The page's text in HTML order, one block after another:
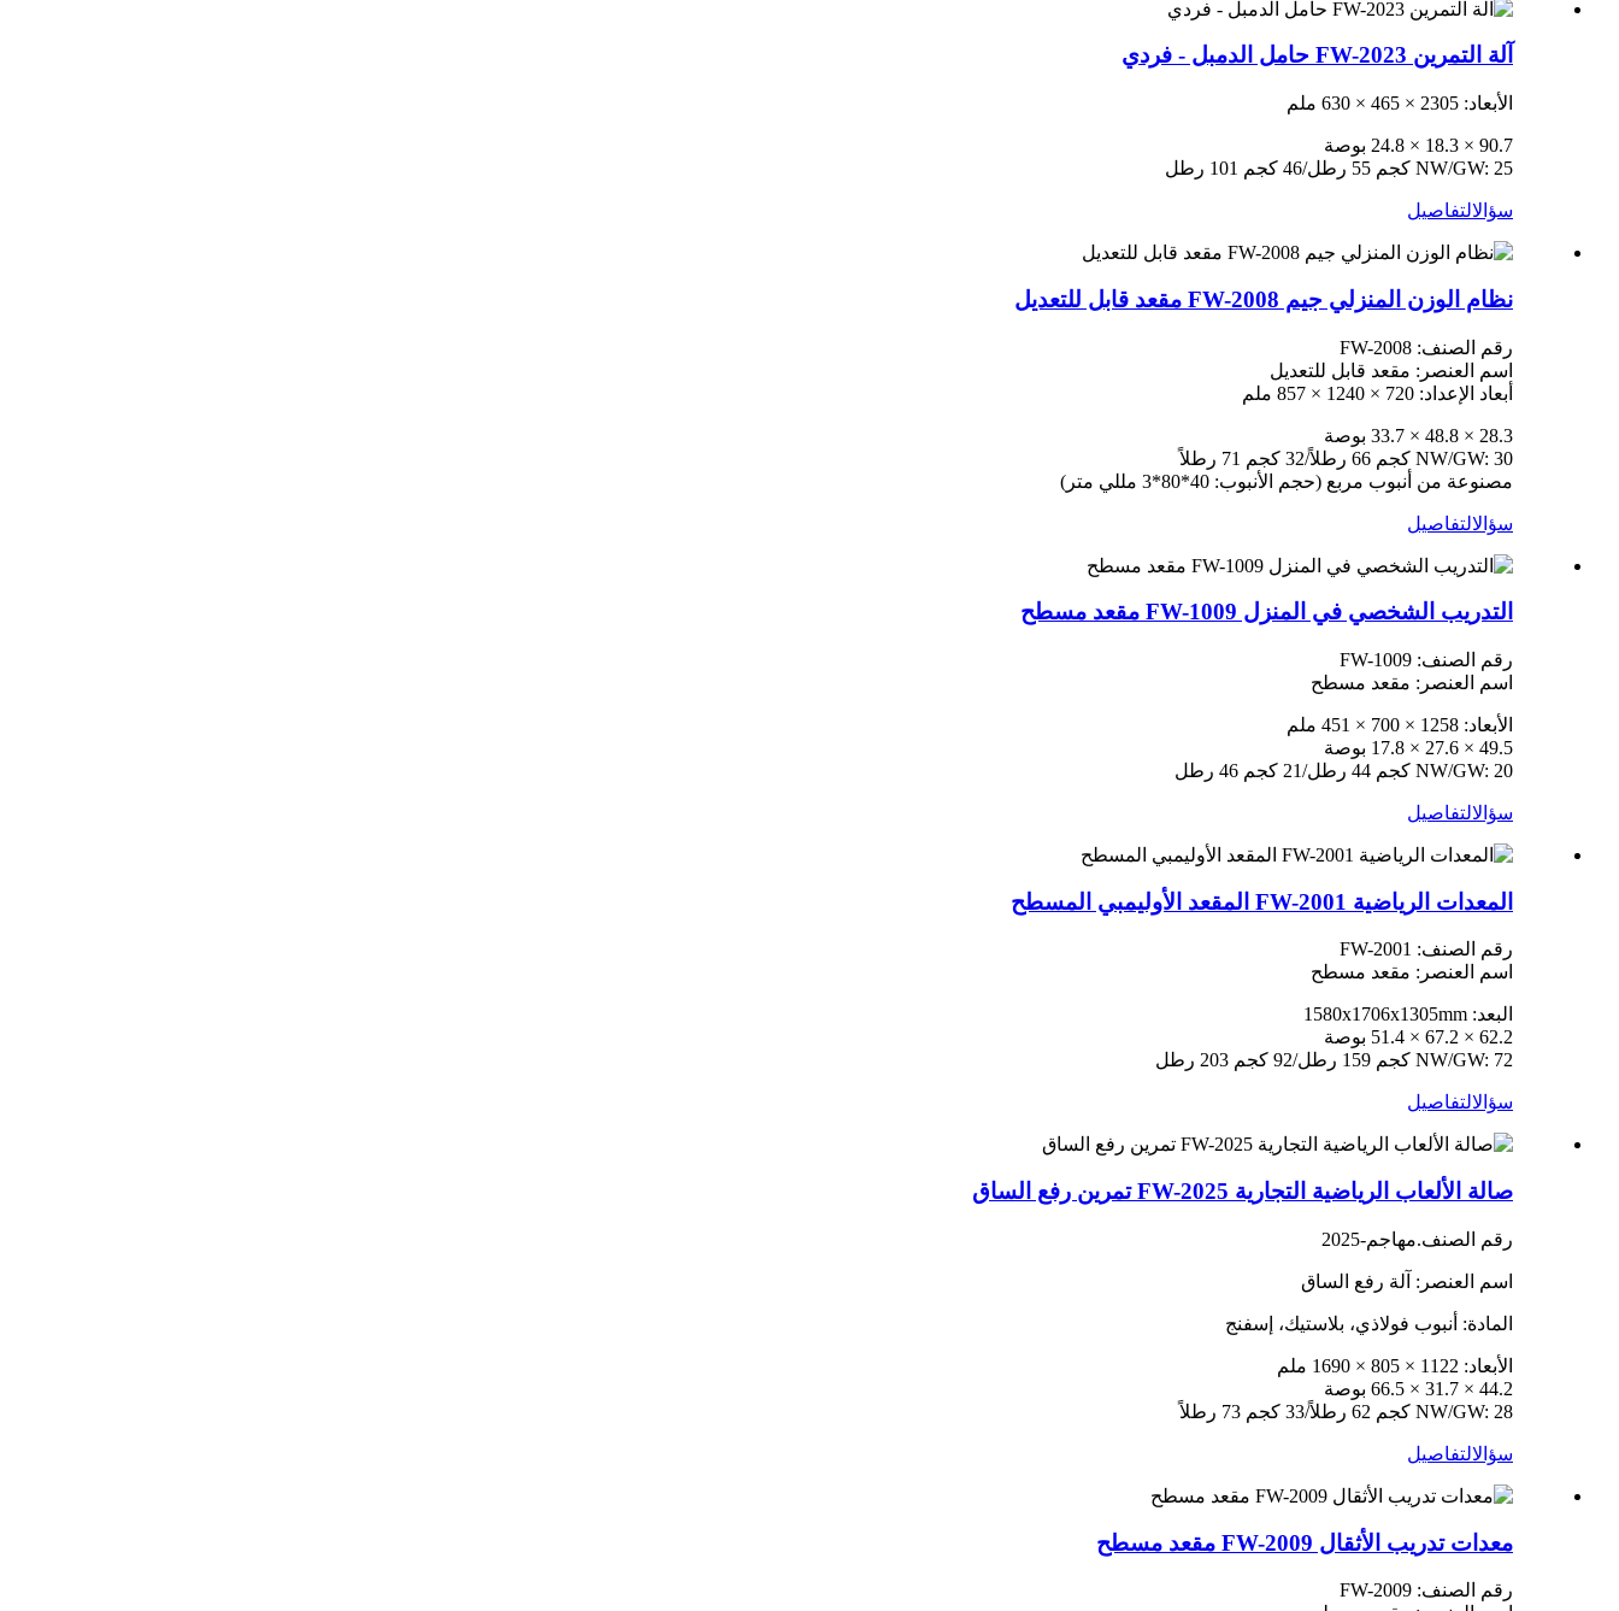
آلة التمرين FW-2023 حامل الدمبل - فردي
الأبعاد: 2305 × 465 × 630 ملم
90.7 × 18.3 × 24.8 بوصة
NW/GW: 25 كجم 55 رطل/46 كجم 101 رطل
سؤالالتفاصيل
نظام الوزن المنزلي جيم FW-2008 مقعد قابل للتعديل
رقم الصنف: FW-2008
اسم العنصر: مقعد قابل للتعديل
أبعاد الإعداد: 720 × 1240 × 857 ملم
28.3 × 48.8 × 33.7 بوصة
NW/GW: 30 كجم 66 رطلاً/32 كجم 71 رطلاً
مصنوعة من أنبوب مربع (حجم الأنبوب: 40*80*3 مللي متر)
سؤالالتفاصيل
التدريب الشخصي في المنزل FW-1009 مقعد مسطح
رقم الصنف: FW-1009
اسم العنصر: مقعد مسطح
الأبعاد: 1258 × 700 × 451 ملم
49.5 × 27.6 × 17.8 بوصة
NW/GW: 20 كجم 44 رطل/21 كجم 46 رطل
سؤالالتفاصيل
المعدات الرياضية FW-2001 المقعد الأوليمبي المسطح
رقم الصنف: FW-2001
اسم العنصر: مقعد مسطح
البعد: 1580x1706x1305mm
62.2 × 67.2 × 51.4 بوصة
NW/GW: 72 كجم 159 رطل/92 كجم 203 رطل
سؤالالتفاصيل
صالة الألعاب الرياضية التجارية FW-2025 تمرين رفع الساق
رقم الصنف.مهاجم-2025
اسم العنصر: آلة رفع الساق
المادة: أنبوب فولاذي، بلاستيك، إسفنج
الأبعاد: 1122 × 805 × 1690 ملم
44.2 × 31.7 × 66.5 بوصة
NW/GW: 28 كجم 62 رطلاً/33 كجم 73 رطلاً
سؤالالتفاصيل
معدات تدريب الأثقال FW-2009 مقعد مسطح
رقم الصنف: FW-2009